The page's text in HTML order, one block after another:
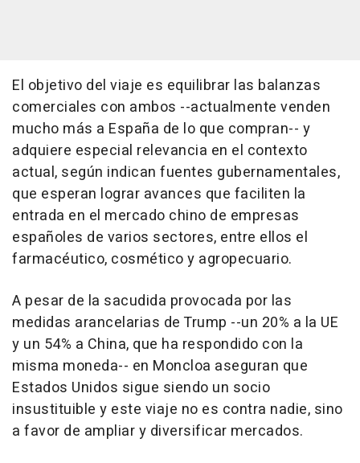
El objetivo del viaje es equilibrar las balanzas
comerciales con ambos --actualmente venden
mucho más a España de lo que compran-- y
adquiere especial relevancia en el contexto
actual, según indican fuentes gubernamentales,
que esperan lograr avances que faciliten la
entrada en el mercado chino de empresas
españoles de varios sectores, entre ellos el
farmacéutico, cosmético y agropecuario.
A pesar de la sacudida provocada por las
medidas arancelarias de Trump --un 20% a la UE
y un 54% a China, que ha respondido con la
misma moneda-- en Moncloa aseguran que
Estados Unidos sigue siendo un socio
insustituible y este viaje no es contra nadie, sino
a favor de ampliar y diversificar mercados.